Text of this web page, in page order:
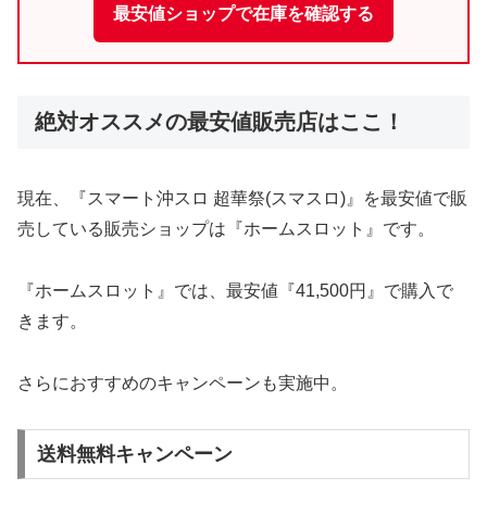
最安値ショップで在庫を確認する
絶対オススメの最安値販売店はここ！
現在、『スマート沖スロ 超華祭(スマスロ)』を最安値で販
売している販売ショップは『ホームスロット』です。
『ホームスロット』では、最安値『41,500円』で購入で
きます。
さらにおすすめのキャンペーンも実施中。
送料無料キャンペーン